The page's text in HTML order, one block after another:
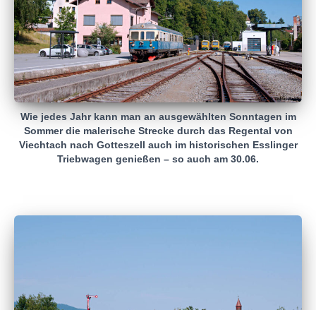
Wie jedes Jahr kann man an ausgewählten Sonntagen im
Sommer die malerische Strecke durch das Regental von
Viechtach nach Gotteszell auch im historischen Esslinger
Triebwagen genießen – so auch am 30.06.